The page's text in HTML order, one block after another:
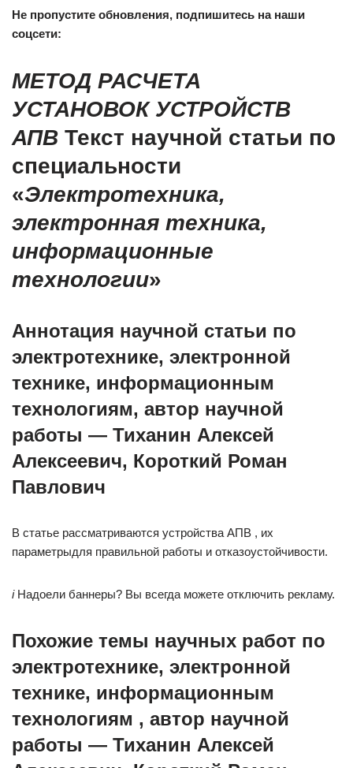
Не пропустите обновления, подпишитесь на наши
соцсети:
МЕТОД РАСЧЕТА
УСТАНОВОК УСТРОЙСТВ
АПВ Текст научной статьи по
специальности
«Электротехника,
электронная техника,
информационные
технологии»
Аннотация научной статьи по
электротехнике, электронной
технике, информационным
технологиям, автор научной
работы — Тиханин Алексей
Алексеевич, Короткий Роман
Павлович
В статье рассматриваются устройства АПВ , их
параметрыдля правильной работы и отказоустойчивости.
iНадоели баннеры? Вы всегда можете отключить рекламу.
Похожие темы научных работ по
электротехнике, электронной
технике, информационным
технологиям , автор научной
работы — Тиханин Алексей